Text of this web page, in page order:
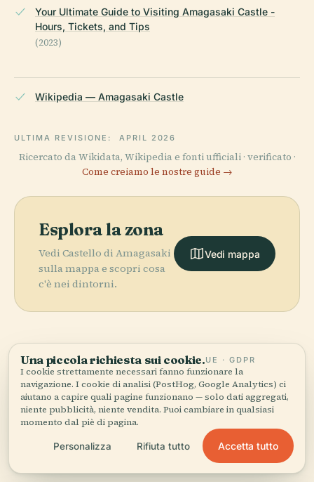
Your Ultimate Guide to Visiting Amagasaki Castle -
Hours, Tickets, and Tips
(2023)
Wikipedia — Amagasaki Castle
ULTIMA REVISIONE: APRIL 2026
Ricercato da Wikidata, Wikipedia e fonti ufficiali · verificato ·
Come creiamo le nostre guide →
Esplora la zona
Vedi Castello di Amagasaki
sulla mappa e scopri cosa
c'è nei dintorni.
Vedi mappa
More inPrefettura Di
Osaka.
59 luoghi da scoprire — alcuni da abbinare.
PLACE
Castello di
Osaka
PLACE
Dōtonbori
PLACE
Parco
Nazionale di
PLACE
Teatro delle
Arti di Umeda
Una piccola richiesta sui cookie.UE · GDPR
I cookie strettamente necessari fanno funzionare la
navigazione. I cookie di analisi (PostHog, Google Analytics) ci
aiutano a capire quali pagine funzionano — solo dati aggregati,
niente pubblicità, niente vendita. Puoi cambiare in qualsiasi
momento dal piè di pagina.
Personalizza Rifiuta tutto Accetta tutto